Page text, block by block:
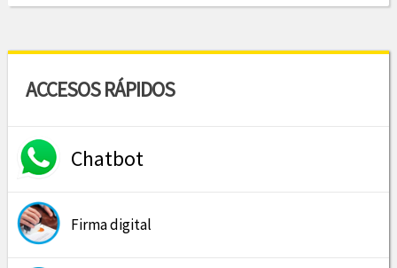
ACCESOS RÁPIDOS
Chatbot
Firma digital